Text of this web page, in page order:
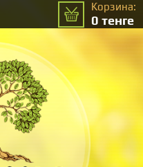
Корзина:
0 тенге